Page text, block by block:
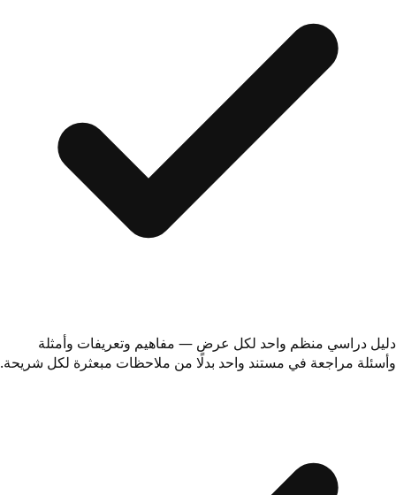
دليل دراسي منظم واحد لكل عرض — مفاهيم وتعريفات وأمثلة
وأسئلة مراجعة في مستند واحد بدلًا من ملاحظات مبعثرة لكل شريحة.